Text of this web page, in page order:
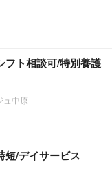
フト相談可/特別養護
ュ中原
短/デイサービス